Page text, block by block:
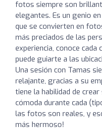
fotos siempre son
elegantes. Es un genio
que se convierten en
más preciados de las
experiencia, conoce cada
puede guiarte a las
Una sesión con Tamas
relajante, gracias a su
tiene la habilidad de
cómoda durante cada
las fotos son reales, y
más hermoso!